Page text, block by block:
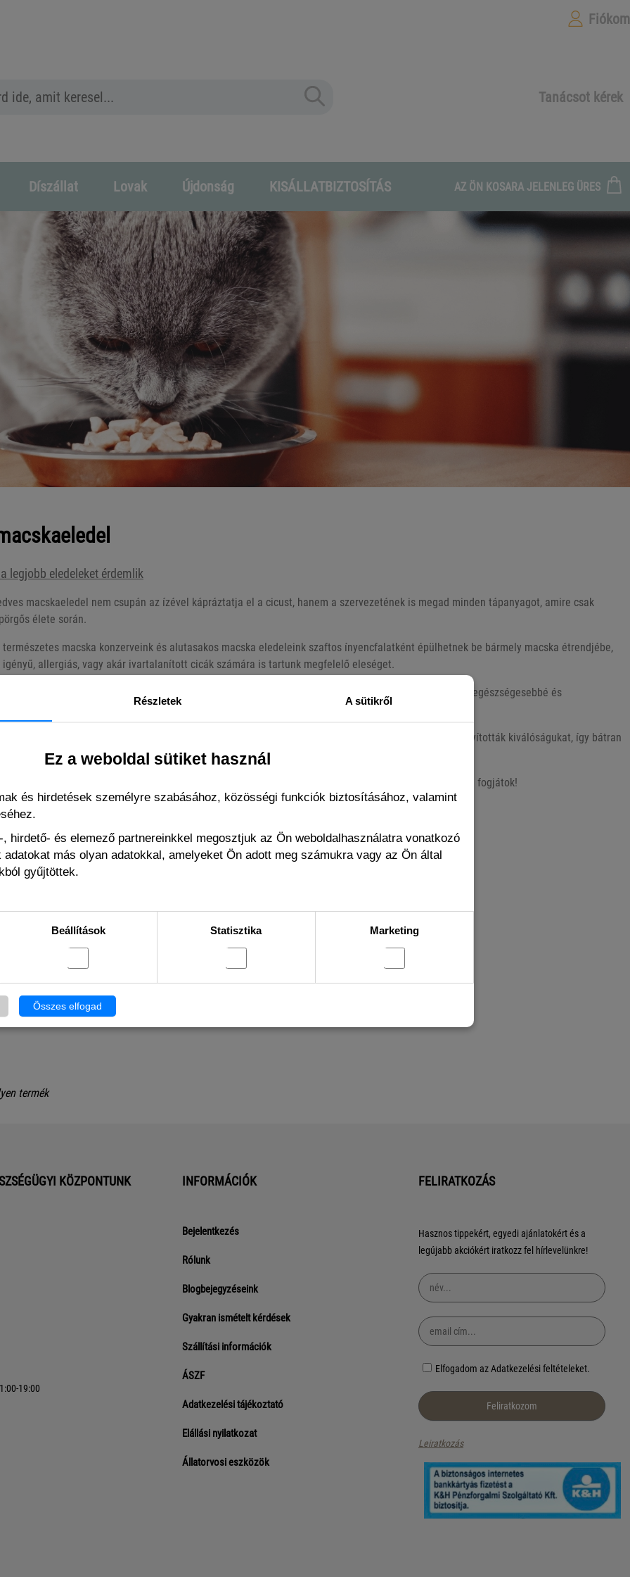
Részletek A sütikről
Ez a weboldal sütiket használ
és hirdetések személyre szabásához, közösségi funkciók biztosításához, valamint
hirdető- és elemező partnereinkkel megosztjuk az Ön weboldalhasználatra vonatkozó
más olyan adatokkal, amelyeket Ön adott meg számukra vagy az Ön által
gyűjtöttek.
Beállítások Statisztika Marketing
Összes elfogad
Fiókom
Tanácsot kérek
Díszállat Lovak Újdonság KISÁLLATBIZTOSÍTÁS AZ ÖN KOSARA JELENLEG ÜRES
legjobb eledeleket érdemlik
macskaeledel nem csupán az ízével kápráztatja el a cicust, hanem a szervezetének is megad minden tápanyagot, amire csak
élete során.
természetes macska konzerveink és alutasakos macska eledeleink szaftos ínyencfalatként épülhetnek be bármely macska étrendjébe,
igényű, allergiás, vagy akár ivartalanított cicák számára is tartunk megfelelő eleséget.
húsok mellett nedves macskaeledeleink különféle zöldségekkel és gyümölcsökkel teszik még egészségesebbé és
a házi tigrised étrendjét, hogy az egerek biztosan rettegve meneküljenek előle.
kizárólag a legjobb márkák azon termékeit találod, amelyek már rengeteg gazdi és macska előtt bizonyították kiválóságukat, így bátran
minőségi étel kerül a cicus táljába.
akár kölyök macskád van, nálunk megtalálod azt a nedves eledelt, amelyiket mind a ketten imádni fogjátok!
a cicák rajongani fognak:
termék
KÖZPONTUNK
19:00
INFORMÁCIÓK
Bejelentkezés
Rólunk
Blogbejegyzéseink
Gyakran ismételt kérdések
Szállítási információk
ÁSZF
Adatkezelési tájékoztató
Elállási nyilatkozat
Állatorvosi eszközök
FELIRATKOZÁS
Hasznos tippekért, egyedi ajánlatokért és a
legújabb akciókért iratkozz fel hírlevelünkre!
Elfogadom az Adatkezelési feltételeket.
Leiratkozás